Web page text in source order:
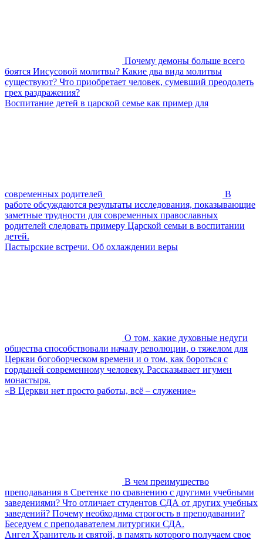
Почему демоны больше всего
боятся Иисусовой молитвы? Какие два вида молитвы
существуют? Что приобретает человек, сумевший преодолеть
грех раздражения?
Воспитание детей в царской семье как пример для
современных родителей
В
работе обсуждаются результаты исследования, показывающие
заметные трудности для современных православных
родителей следовать примеру Царской семьи в воспитании
детей.
Пастырские встречи. Об охлаждении веры
О том, какие духовные недуги
общества способствовали началу революции, о тяжелом для
Церкви богоборческом времени и о том, как бороться с
гордыней современному человеку. Рассказывает игумен
монастыря.
«В Церкви нет просто работы, всё – служение»
В чем преимущество
преподавания в Сретенке по сравнению с другими учебными
заведениями? Что отличает студентов СДА от других учебных
заведений? Почему необходима строгость в преподавании?
Беседуем с преподавателем литургики СДА.
Ангел Хранитель и святой, в память которого получаем свое